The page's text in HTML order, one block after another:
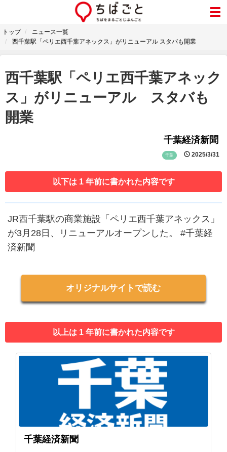
トップ
ニュース一覧
西千葉駅「ペリエ西千葉アネックス」がリニューアル スタバも開業
西千葉駅「ペリエ西千葉アネック
ス」がリニューアル スタバも
開業
千葉経済新聞
千葉 2025/3/31
以下は 1 年前に書かれた内容です
JR西千葉駅の商業施設「ペリエ西千葉アネックス」
が3月28日、リニューアルオープンした。 #千葉経
済新聞
オリジナルサイトで読む
以上は 1 年前に書かれた内容です
千葉経済新聞